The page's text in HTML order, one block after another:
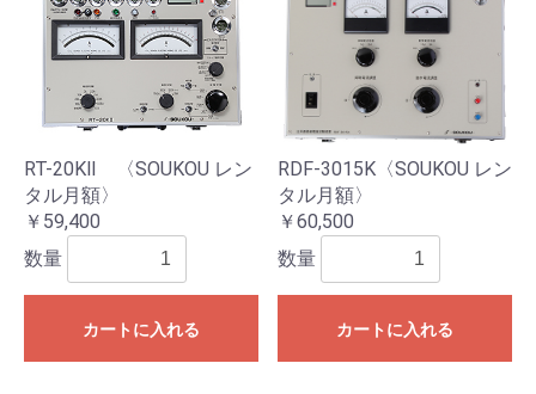
RT-20KⅡ 〈SOUKOU レン
タル月額〉
￥59,400
数量
カートに入れる
RDF-3015K〈SOUKOU レン
タル月額〉
￥60,500
数量
カートに入れる